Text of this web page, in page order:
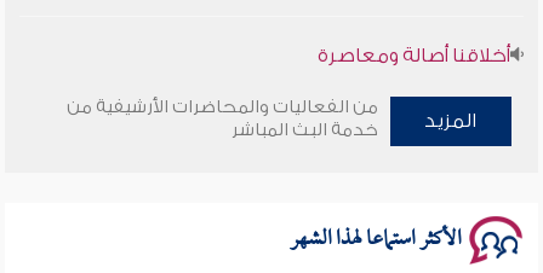
أخلاقنا أصالة ومعاصرة
وأمنهم من خوف 9
المزيد
من الفعاليات والمحاضرات الأرشيفية من
خدمة البث المباشر
الأكثر استماعا لهذا الشهر